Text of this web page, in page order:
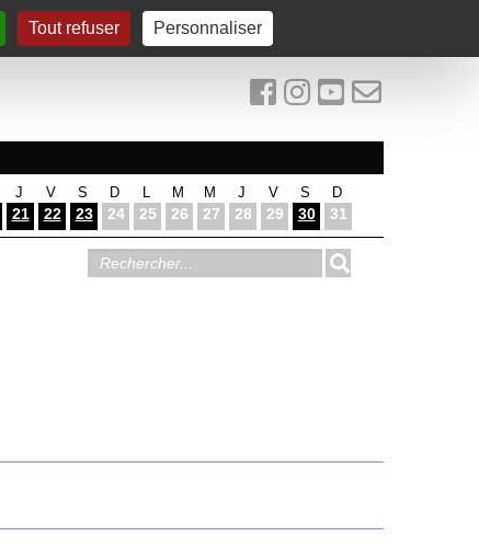
Tout refuser Personnaliser
J
21
V
22
S
23
D
24 25
M
26
M
27
J
28
V
29
S
30
D
31